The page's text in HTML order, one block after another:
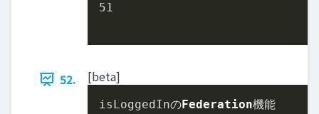
51
52. [beta]
isLoggedInのFederation